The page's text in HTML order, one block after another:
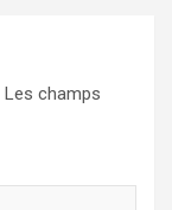
Les champs